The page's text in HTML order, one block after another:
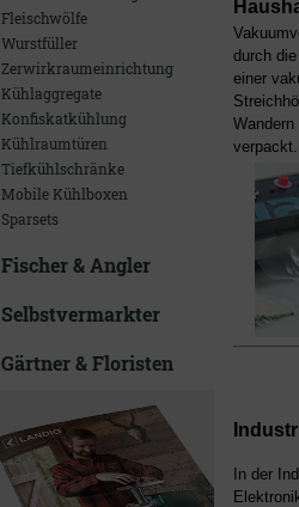
Fleischwölfe
Wurstfüller
Zerwirkraumeinrichtung
Kühlaggregate
Konfiskatkühlung
Kühlraumtüren
Tiefkühlschränke
Mobile Kühlboxen
Sparsets
Fischer & Angler
Selbstvermarkter
Gärtner & Floristen
durch
einer
verpackt.
In der